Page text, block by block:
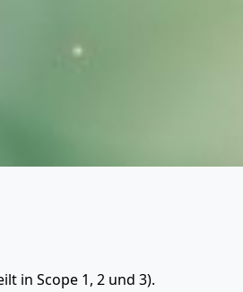
in Scope 1, 2 und 3).